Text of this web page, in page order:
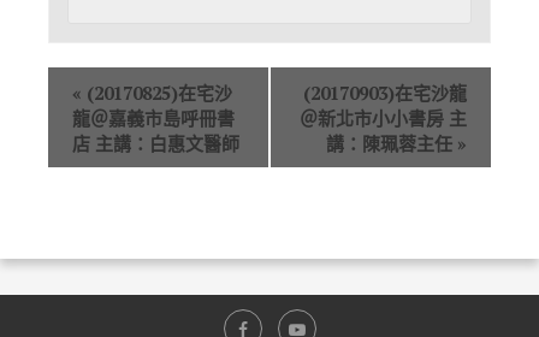
« (20170825)在宅沙
龍＠嘉義市島呼冊書
店 主講：白惠文醫師
(20170903)在宅沙龍
＠新北市小小書房 主
講：陳珮蓉主任 »